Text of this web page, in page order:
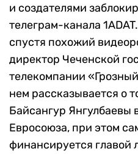
и создателями
телеграм-канала
спустя похожий
директор Чеченской
телекомпании
нем рассказывается о
Байсангур Янгулбаевы
Евросоюза, при этом
финансируется главой